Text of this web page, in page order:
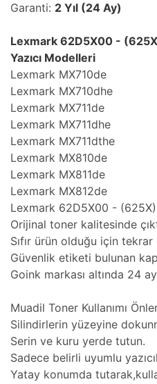
Garanti: 2 Yıl (24 Ay)
Lexmark 62D5X00 -
Yazıcı Modelleri
Lexmark MX710de
Lexmark MX710dhe
Lexmark MX711de
Lexmark MX711dhe
Lexmark MX711dthe
Lexmark MX810de
Lexmark MX811de
Lexmark MX812de
Lexmark 62D5X00 -
Orijinal toner kalitesinde
Sıfır ürün olduğu için
Güvenlik etiketi bulunan
Goink markası altında 24
Muadil Toner Kullanımı
Silindirlerin yüzeyine
Serin ve kuru yerde tutun.
Sadece belirli uyumlu
Yatay konumda